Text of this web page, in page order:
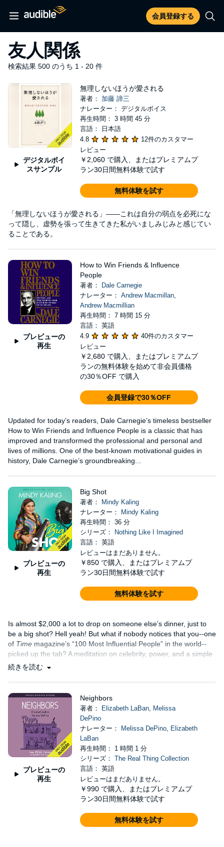
会員登録する
友人関係
検索結果 500 のうち 1 - 20 件
デジタルボイ
スサンプル
無理しないほうが愛される
著者： 加藤 諦三
ナレーター： デジタルボイス
再生時間： 3 時間 45 分
言語： 日本語
4.8
12件のカスタマー
レビュー
￥2,060 で購入、またはプレミアムプ
ラン30日間無料体験で試す
無料体験を試す
「無理しないほうが愛される」――これは自分の弱点を必死にな
って隠し、虚勢を張って生きてきた私がいましみじみと感じてい
ることである。
プレビューの
再生
How to Win Friends & Influence
People
著者：
Dale Carnegie
ナレーター： Andrew Macmillan,
Andrew Macmillian
再生時間： 7 時間 15 分
言語： 英語
4.9
40件のカスタマー
レビュー
￥2,680 で購入、またはプレミアムプ
ランの無料体験を始めて非会員価格
の30％OFF で購入
会員登録で30％OFF
Updated for today’s readers, Dale Carnegie’s timeless bestseller
How to Win Friends and Influence People is a classic that has
improved and transformed the professional and personal and
lives of millions. One of the best-known motivational guides in
history, Dale Carnegie’s groundbreaking...
プレビューの
再生
Big Shot
著者：
Mindy Kaling
ナレーター：
Mindy Kaling
再生時間： 36 分
シリーズ：
Nothing Like I Imagined
言語： 英語
レビューはまだありません。
￥850 で購入、またはプレミアムプ
ラン30日間無料体験で試す
無料体験を試す
Is almost $2,000 a lot to drop on someone else’s dinner, just to
be a big shot? Hell yeah! But what if nobody notices that you--one
of Time magazine’s “100 Most Influential People” in the world--
picked up the tab? A meditation on celebrity, power, and a simple
thank-you....
続きを読む
プレビューの
再生
Neighbors
著者： Elizabeth LaBan, Melissa
DePino
ナレーター：
Melissa DePino, Elizabeth
LaBan
再生時間： 1 時間 1 分
シリーズ： The Real Thing Collection
言語： 英語
レビューはまだありません。
￥990 で購入、またはプレミアムプ
ラン30日間無料体験で試す
無料体験を試す